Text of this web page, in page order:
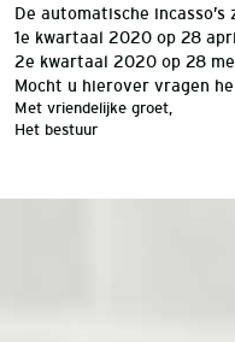
De automatische
1e kwartaal 2020 op 28
2e kwartaal 2020 op 28
Mocht u hierover vragen
Met vriendelijke groet,
Het bestuur